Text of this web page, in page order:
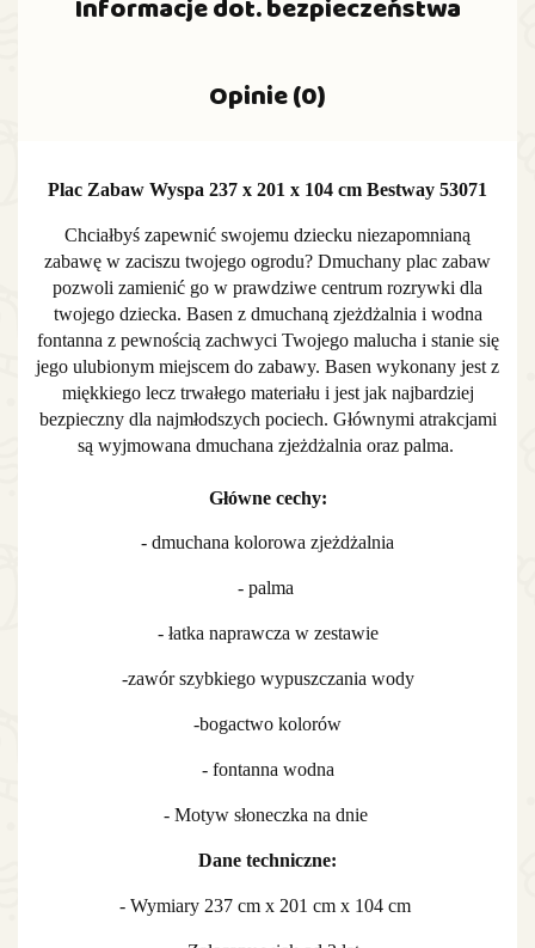
Informacje dot. bezpieczeństwa
Opinie (0)
Plac Zabaw Wyspa 237 x 201 x 104 cm Bestway 53071
Chciałbyś zapewnić swojemu dziecku niezapomnianą
zabawę w zaciszu twojego ogrodu? Dmuchany plac zabaw
pozwoli zamienić go w prawdziwe centrum rozrywki dla
twojego dziecka. Basen z dmuchaną zjeżdżalnia i wodna
fontanna z pewnością zachwyci Twojego malucha i stanie się
jego ulubionym miejscem do zabawy. Basen wykonany jest z
miękkiego lecz trwałego materiału i jest jak najbardziej
bezpieczny dla najmłodszych pociech. Głównymi atrakcjami
są wyjmowana dmuchana zjeżdżalnia oraz palma.
Główne cechy:
- dmuchana kolorowa zjeżdżalnia
- palma
- łatka naprawcza w zestawie
-zawór szybkiego wypuszczania wody
-bogactwo kolorów
- fontanna wodna
- Motyw słoneczka na dnie
Dane techniczne:
- Wymiary 237 cm x 201 cm x 104 cm